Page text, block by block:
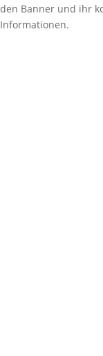
den Banner und ihr
Informationen.